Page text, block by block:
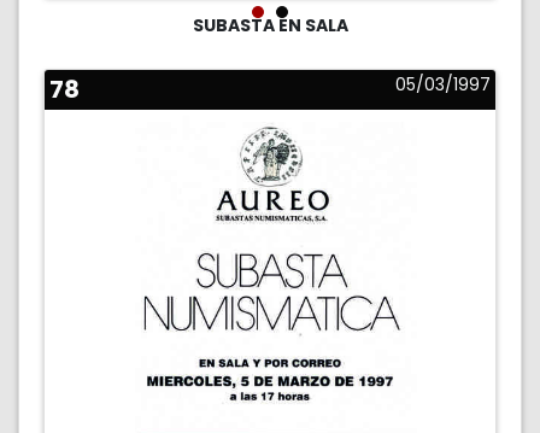
SUBASTA EN SALA
78 05/03/1997